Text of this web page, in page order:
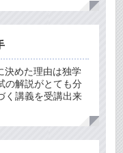
決めた理由は独学
の解説がとても分
く講義を受講出来